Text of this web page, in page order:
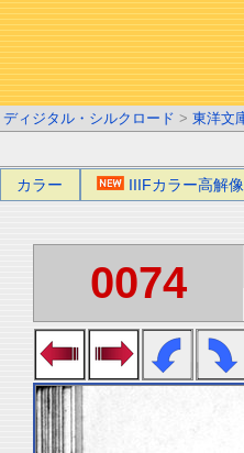
ディジタル・シルクロード > 東洋文
カラー IIIFカラー高解
0074